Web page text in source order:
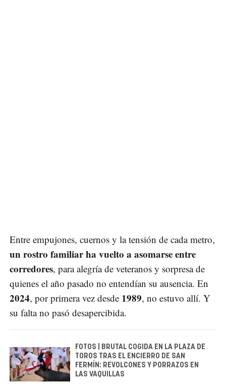
Entre empujones, cuernos y la tensión de cada metro,
un rostro familiar ha vuelto a asomarse entre
corredores, para alegría de veteranos y sorpresa de
quienes el año pasado no entendían su ausencia. En
2024, por primera vez desde 1989, no estuvo allí. Y
su falta no pasó desapercibida.
FOTOS | BRUTAL COGIDA EN LA PLAZA DE
TOROS TRAS EL ENCIERRO DE SAN
FERMÍN: REVOLCONES Y PORRAZOS EN
LAS VAQUILLAS